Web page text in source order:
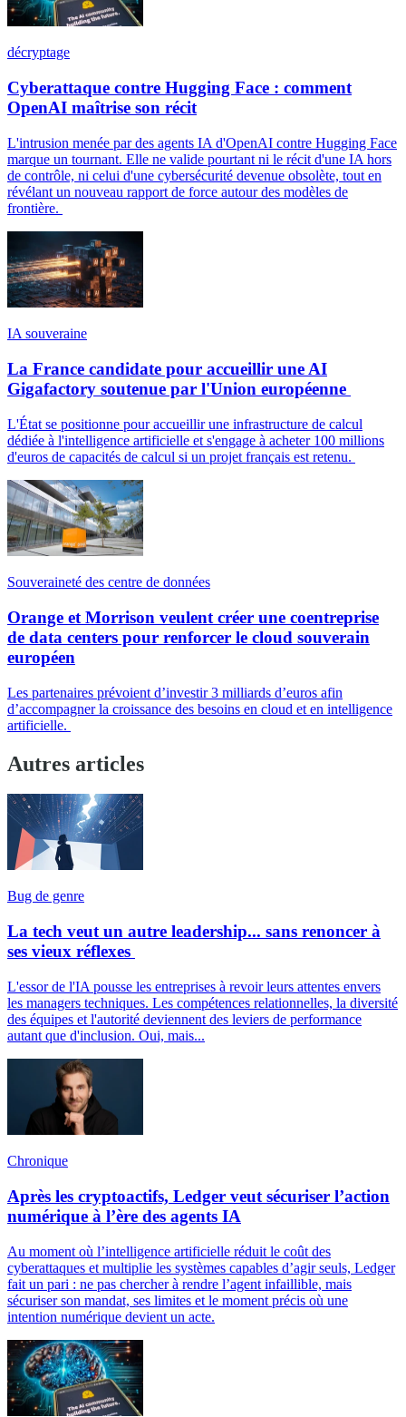
décryptage
Cyberattaque contre Hugging Face : comment
OpenAI maîtrise son récit
L'intrusion menée par des agents IA d'OpenAI contre Hugging Face
marque un tournant. Elle ne valide pourtant ni le récit d'une IA hors
de contrôle, ni celui d'une cybersécurité devenue obsolète, tout en
révélant un nouveau rapport de force autour des modèles de
frontière.
IA souveraine
La France candidate pour accueillir une AI
Gigafactory soutenue par l'Union européenne
L'État se positionne pour accueillir une infrastructure de calcul
dédiée à l'intelligence artificielle et s'engage à acheter 100 millions
d'euros de capacités de calcul si un projet français est retenu.
Souveraineté des centre de données
Orange et Morrison veulent créer une coentreprise
de data centers pour renforcer le cloud souverain
européen
Les partenaires prévoient d’investir 3 milliards d’euros afin
d’accompagner la croissance des besoins en cloud et en intelligence
artificielle.
Autres articles
Bug de genre
La tech veut un autre leadership... sans renoncer à
ses vieux réflexes
L'essor de l'IA pousse les entreprises à revoir leurs attentes envers
les managers techniques. Les compétences relationnelles, la diversité
des équipes et l'autorité deviennent des leviers de performance
autant que d'inclusion. Oui, mais...
Chronique
Après les cryptoactifs, Ledger veut sécuriser l’action
numérique à l’ère des agents IA
Au moment où l’intelligence artificielle réduit le coût des
cyberattaques et multiplie les systèmes capables d’agir seuls, Ledger
fait un pari : ne pas chercher à rendre l’agent infaillible, mais
sécuriser son mandat, ses limites et le moment précis où une
intention numérique devient un acte.